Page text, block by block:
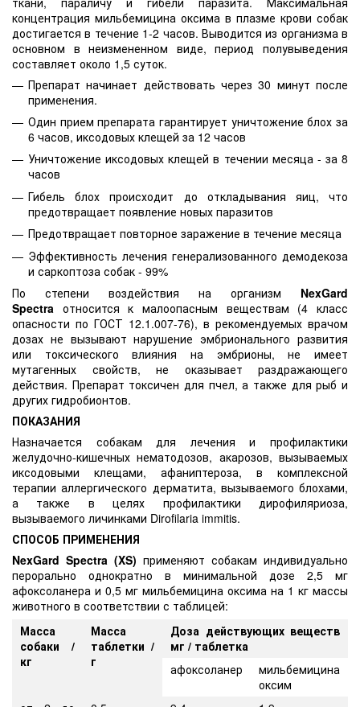
концентрация мильбемицина оксима в плазме крови собак
достигается в течение 1-2 часов. Выводится из организма в
основном в неизмененном виде, период полувыведения
составляет около 1,5 суток.
Препарат начинает действовать через 30 минут после
применения.
Один прием препарата гарантирует уничтожение блох за
6 часов, иксодовых клещей за 12 часов
Уничтожение иксодовых клещей в течении месяца - за 8
часов
Гибель блох происходит до откладывания яиц, что
предотвращает появление новых паразитов
Предотвращает повторное заражение в течение месяца
Эффективность лечения генерализованного демодекоза
и саркоптоза собак - 99%
По степени воздействия на организм NexGard
Spectra относится к малоопасным веществам (4 класс
опасности по ГОСТ 12.1.007-76), в рекомендуемых врачом
дозах не вызывают нарушение эмбрионального развития
или токсического влияния на эмбрионы, не имеет
мутагенных свойств, не оказывает раздражающего
действия. Препарат токсичен для пчел, а также для рыб и
других гидробионтов.
ПОКАЗАНИЯ
Назначается собакам для лечения и профилактики
желудочно-кишечных нематодозов, акарозов, вызываемых
иксодовыми клещами, афаниптероза, в комплексной
терапии аллергического дерматита, вызываемого блохами,
а также в целях профилактики дирофиляриоза,
вызываемого личинками Dirofilaria immitis.
СПОСОБ ПРИМЕНЕНИЯ
NexGard Spectra (XS) применяют собакам индивидуально
перорально однократно в минимальной дозе 2,5 мг
афоксоланера и 0,5 мг мильбемицина оксима на 1 кг массы
животного в соответствии с таблицей:
Масса
собаки /
кг
Масса
таблетки /
г
Доза действующих веществ
мг / таблетка
афоксоланер
мильбемицина
оксим